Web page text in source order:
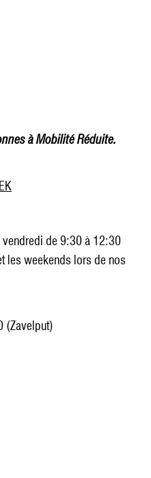
à Mobilité Réduite.
de 9:30 à 12:30
les weekends lors de nos
(Zavelput)